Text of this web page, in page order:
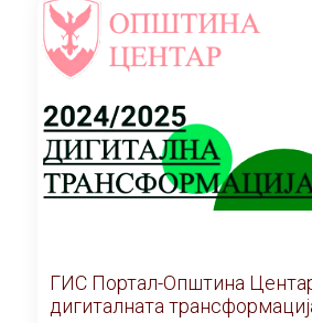
ГИС Портал-Општина
дигиталната